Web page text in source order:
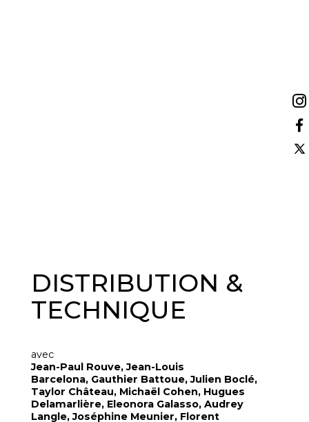
DISTRIBUTION &
TECHNIQUE
avec
Jean-Paul Rouve, Jean-Louis
Barcelona, Gauthier Battoue, Julien Boclé,
Taylor Château, Michaël Cohen, Hugues
Delamarlière, Eleonora Galasso, Audrey
Langle, Joséphine Meunier, Florent